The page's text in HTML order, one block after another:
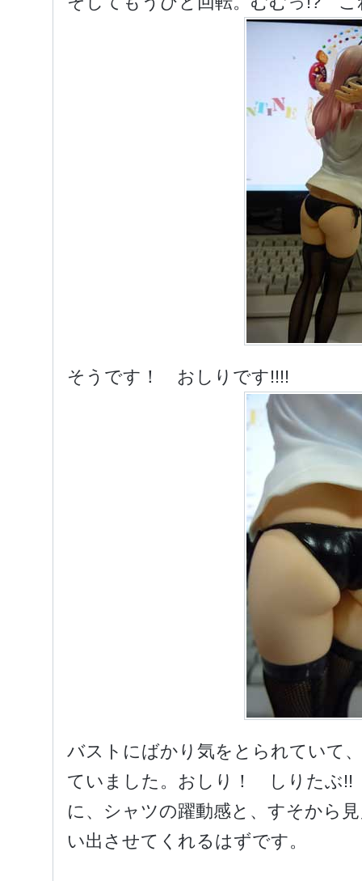
そうです！ おしりです!!!!
バストにばかり気をとられていて
ていました。おしり！ しりたぶ
に、シャツの躍動感と、すそから
い出させてくれるはずです。